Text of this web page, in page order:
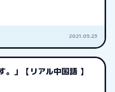
2021.05.23
。」【リアル中国語 】